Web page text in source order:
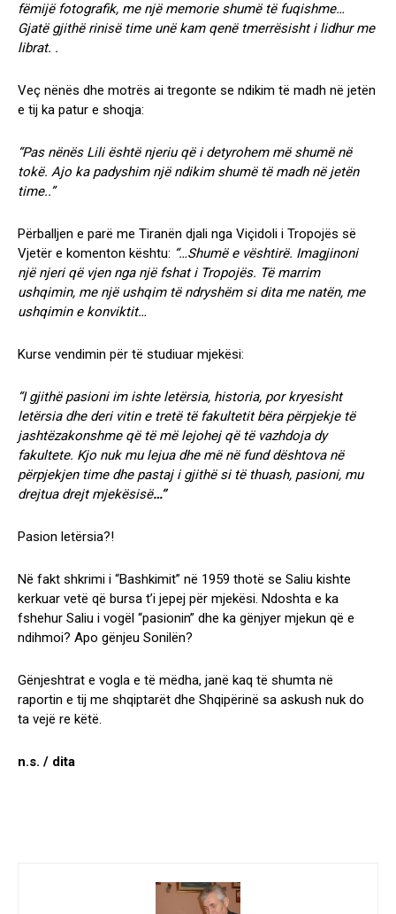
fëmijë fotografik, me një memorie shumë të fuqishme…
Gjatë gjithë rinisë time unë kam qenë tmerrësisht i lidhur me
librat. .
Veç nënës dhe motrës ai tregonte se ndikim të madh në jetën
e tij ka patur e shoqja:
“Pas nënës Lili është njeriu që i detyrohem më shumë në
tokë. Ajo ka padyshim një ndikim shumë të madh në jetën
time..”
Përballjen e parë me Tiranën djali nga Viçidoli i Tropojës së
Vjetër e komenton kështu: “…Shumë e vështirë. Imagjinoni
një njeri që vjen nga një fshat i Tropojës. Të marrim
ushqimin, me një ushqim të ndryshëm si dita me natën, me
ushqimin e konviktit…
Kurse vendimin për të studiuar mjekësi:
“I gjithë pasioni im ishte letërsia, historia, por kryesisht
letërsia dhe deri vitin e tretë të fakultetit bëra përpjekje të
jashtëzakonshme që të më lejohej që të vazhdoja dy
fakultete. Kjo nuk mu lejua dhe më në fund dështova në
përpjekjen time dhe pastaj i gjithë si të thuash, pasioni, mu
drejtua drejt mjekësisë…”
Pasion letërsia?!
Në fakt shkrimi i “Bashkimit” në 1959 thotë se Saliu kishte
kerkuar vetë që bursa t’i jepej për mjekësi. Ndoshta e ka
fshehur Saliu i vogël “pasionin” dhe ka gënjyer mjekun që e
ndihmoi? Apo gënjeu Sonilën?
Gënjeshtrat e vogla e të mëdha, janë kaq të shumta në
raportin e tij me shqiptarët dhe Shqipërinë sa askush nuk do
ta vejë re këtë.
n.s. / dita